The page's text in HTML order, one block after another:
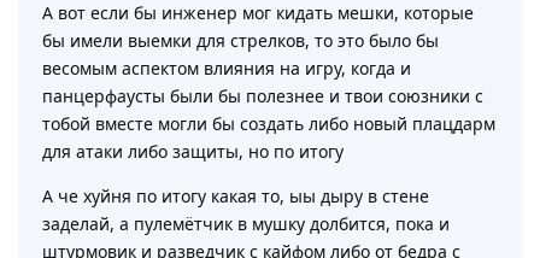
А вот если бы инженер мог кидать мешки, которые
бы имели выемки для стрелков, то это было бы
весомым аспектом влияния на игру, когда и
панцерфаусты были бы полезнее и твои союзники с
тобой вместе могли бы создать либо новый плацдарм
для атаки либо защиты, но по итогу
А че хуйня по итогу какая то, ыы дыру в стене
заделай, а пулемётчик в мушку долбится, пока и
штурмовик и разведчик с кайфом либо от бедра с